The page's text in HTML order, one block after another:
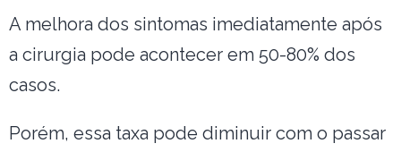
A melhora dos sintomas imediatamente após
a cirurgia pode acontecer em 50-80% dos
casos.
Porém, essa taxa pode diminuir com o passar